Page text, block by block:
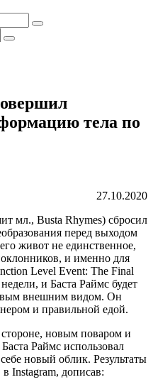
тела по
27.10.2020
мл., Busta Rhymes) сбросил
перед выходом
живот не единственное,
и именно для
Level Event: The Final
и Баста Раймс будет
внешним видом. Он
и правильной едой.
новым поваром и
Раймс использовал
новый облик. Результаты
Instagram, дописав: